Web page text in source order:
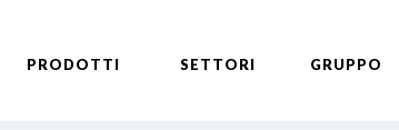
PRODOTTI SETTORI GRUPPO